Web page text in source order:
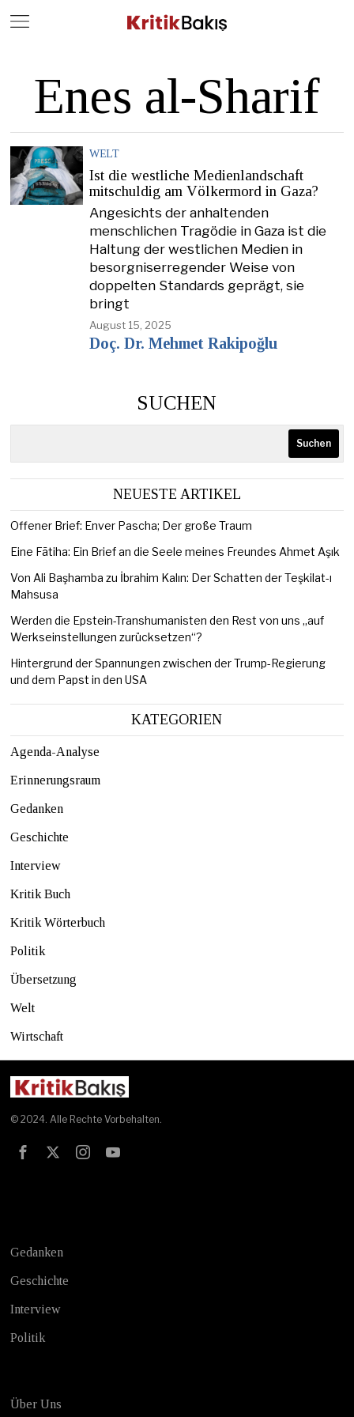
Enes al-Sharif
WELT
Ist die westliche Medienlandschaft
mitschuldig am Völkermord in Gaza?
Angesichts der anhaltenden
menschlichen Tragödie in Gaza ist die
Haltung der westlichen Medien in
besorgniserregender Weise von
doppelten Standards geprägt, sie
bringt
August 15, 2025
Doç. Dr. Mehmet Rakipoğlu
SUCHEN
Suchen
NEUESTE ARTIKEL
Offener Brief: Enver Pascha; Der große Traum
Eine Fātiha: Ein Brief an die Seele meines Freundes Ahmet Aşık
Von Ali Başhamba zu İbrahim Kalın: Der Schatten der Teşkilat-ı
Mahsusa
Werden die Epstein-Transhumanisten den Rest von uns „auf
Werkseinstellungen zurücksetzen“?
Hintergrund der Spannungen zwischen der Trump-Regierung
und dem Papst in den USA
KATEGORIEN
Agenda-Analyse
Erinnerungsraum
Gedanken
Geschichte
Interview
Kritik Buch
Kritik Wörterbuch
Politik
Übersetzung
Welt
Wirtschaft
© 2024. Alle Rechte Vorbehalten.
Gedanken
Geschichte
Interview
Politik
Über Uns